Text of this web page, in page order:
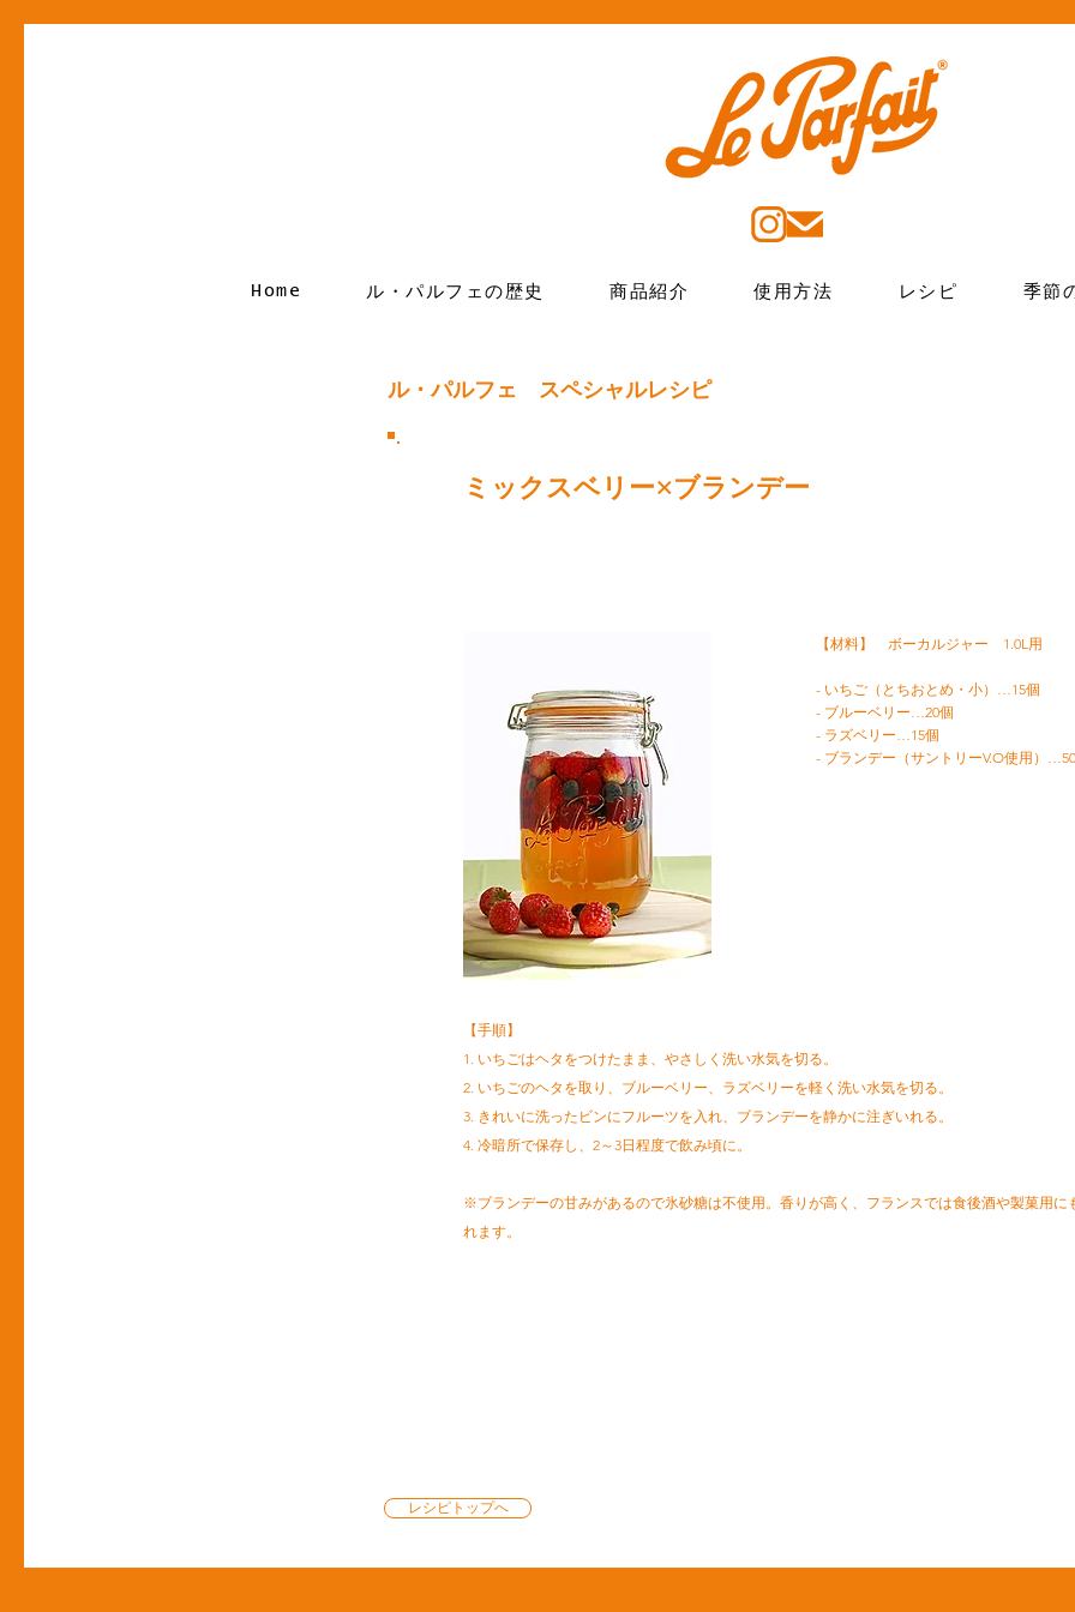
Home ル・パルフェの歴史 商品紹介 使用方法 レシピ 季節
ル・パルフェ スペシャルレシピ
ミックスベリー×ブランデー
【材料】 ボーカルジャー 1.0L用
- いちご（とちおとめ・小）…15個
- ブルーベリー…20個
- ラズベリー…15個
- ブランデー（サントリーV.O使用）
【手順】
1. いちごはヘタをつけたまま、やさしく洗い水気を切る。
2. いちごのヘタを取り、ブルーベリー、ラズベリーを軽く洗い水気を切る。
3. きれいに洗ったビンにフルーツを入れ、ブランデーを静かに注ぎいれる。
4. 冷暗所で保存し、2～3日程度で飲み頃に。
※ブランデーの甘みがあるので氷砂糖は不使用。香りが高く、フランスでは食後酒や製菓用に
れます。
レシピトップへ